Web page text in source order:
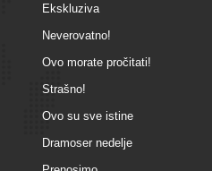
Ekskluziva
Neverovatno!
Ovo morate pročitati!
Strašno!
Ovo su sve istine
Dramoser nedelje